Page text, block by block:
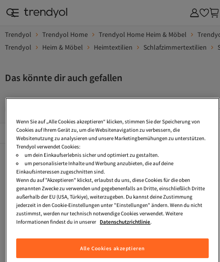
Trendyol Trendyol Home Trendyol Home Heim & Möbel
Trendyol
Heim & Möbel Heimtextilien Schlafzimmertextilien
Das könnte dir auch gefallen
Beliebte Seiten Alles Sehen
Bettbezug Einzeln Ohne Kissen Gemusterte Bettlaken Matratzenauflage
Matratzenauflage 160X200
Bettwäsche Doppelbett 200X200
Tagesdecke Bett Gesteppt Bettdecken 200X220
Polyester Bettdecken
Matratzenauflage 120X200 Leinen Bettbezug
Schlafzimmer Möbel
Kissenbezug 20 X 40
Tagesdecke WasserdichtKissen Blume
Moltonauflage 90X200
Tagesdecke Bett Baumwolle
Wenn Sie auf „Alle Cookies akzeptieren“ klicken, stimmen Sie der Speicherung von
Cookies auf Ihrem Gerät zu, um die Websitenavigation zu verbessern, die
Websitenutzung zu analysieren und unsere Marketingbemühungen zu unterstützen.
Trendyol verwendet Cookies:
um dein Einkaufserlebnis sicher und optimiert zu gestalten.
um personalisierte Inhalte und Werbung anzubieten, die auf deine
Einkaufsinteressen zugeschnitten sind.
Wenn du auf "Akzeptieren" klickst, erlaubst du uns, diese Cookies für die oben
genannten Zwecke zu verwenden und gegebenenfalls an Dritte, einschließlich Dritte
außerhalb der EU (USA, Türkiye), weiterzugeben. Du kannst deine Zustimmung
jederzeit in den Cookie-Einstellungen unter "Einstellungen" ändern. Wenn du nicht
zustimmst, werden nur technisch notwendige Cookies verwendet. Weitere
Informationen findest du in unserer Datenschutzrichtlinie.
Alle Cookies akzeptieren